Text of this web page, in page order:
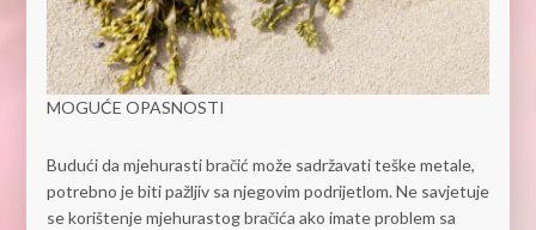
MOGUĆE OPASNOSTI
Budući da mjehurasti bračić može sadržavati teške metale,
potrebno je biti pažljiv sa njegovim podrijetlom. Ne savjetuje
se korištenje mjehurastog bračića ako imate problem sa